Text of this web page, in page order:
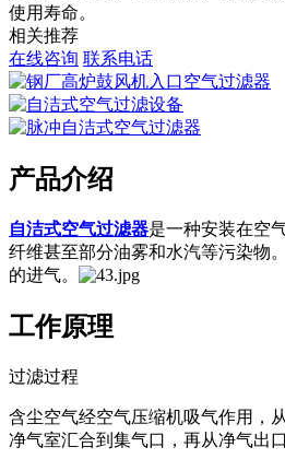
使用寿命。
相关推荐
在线咨询 联系电话
产品介绍
自洁式空气过滤器是一种安装在空
纤维甚至部分油雾和水汽等污染物
的进气。
工作原理
过滤过程
含尘空气经空气压缩机吸气作用，
净气室汇合到集气口，再从净气出